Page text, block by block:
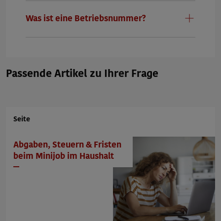
Telefonische Beratung
Ab wann können wir Sie erreichen? (Uhrzeit)
09:00 - 10:00 Uhr
09:00 - 10:00 Uhr
Beratung per E-Mail
Was ist eine Betriebsnummer?
Passende Artikel zu Ihrer Frage
Seite
Abgaben, Steuern & Fristen
beim Minijob im Haushalt